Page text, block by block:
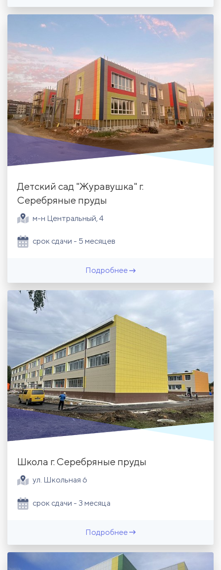
Детский сад "Журавушка" г.
Серебряные пруды
м-н Центральный, 4
срок сдачи - 5 месяцев
Подробнее
Школа г. Серебряные пруды
ул. Школьная 6
срок сдачи - 3 месяца
Подробнее